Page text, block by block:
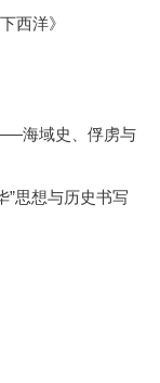
西洋》
海域史、俘虏与
”思想与历史书写